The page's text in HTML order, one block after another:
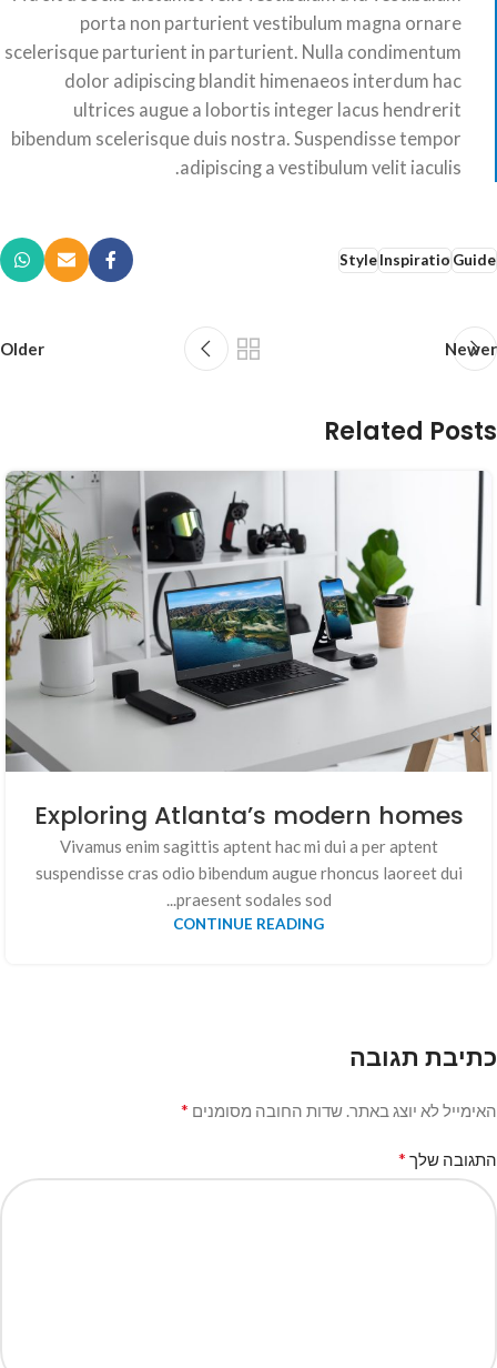
porta non parturient vestibulum magna ornare
scelerisque parturient in parturient. Nulla condimentum
dolor adipiscing blandit himenaeos interdum hac
ultrices augue a lobortis integer lacus hendrerit
bibendum scelerisque duis nostra. Suspendisse tempor
adipiscing a vestibulum velit iaculis.
Guide
Inspiratio
Style
Newer
Older
Related Posts
Exploring Atlanta’s modern homes
Vivamus enim sagittis aptent hac mi dui a per aptent
suspendisse cras odio bibendum augue rhoncus laoreet dui
praesent sodales sod...
CONTINUE READING
כתיבת תגובה
האימייל לא יוצג באתר. שדות החובה מסומנים *
התגובה שלך *